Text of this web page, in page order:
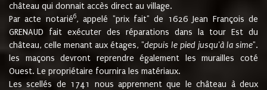
château qui donnait accès direct au village.
Par acte notarié6, appelé "prix fait" de 1626 Jean François de
GRENAUD fait exécuter des réparations dans la tour Est du
château, celle menant aux étages, "depuis le pied jusqu'à la sime".
les maçons devront reprendre également les murailles coté
Ouest. Le propriétaire fournira les matériaux.
Les scellés de 1741 nous apprennent que le château à deux